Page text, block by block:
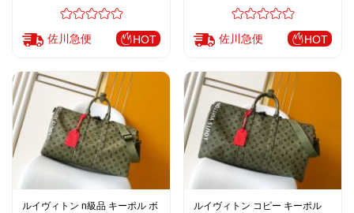
佐川急便 HOT 佐川急便 HOT
ルイヴィトン n級品 キーポル ボ
ルイヴィトン コピー キーポル